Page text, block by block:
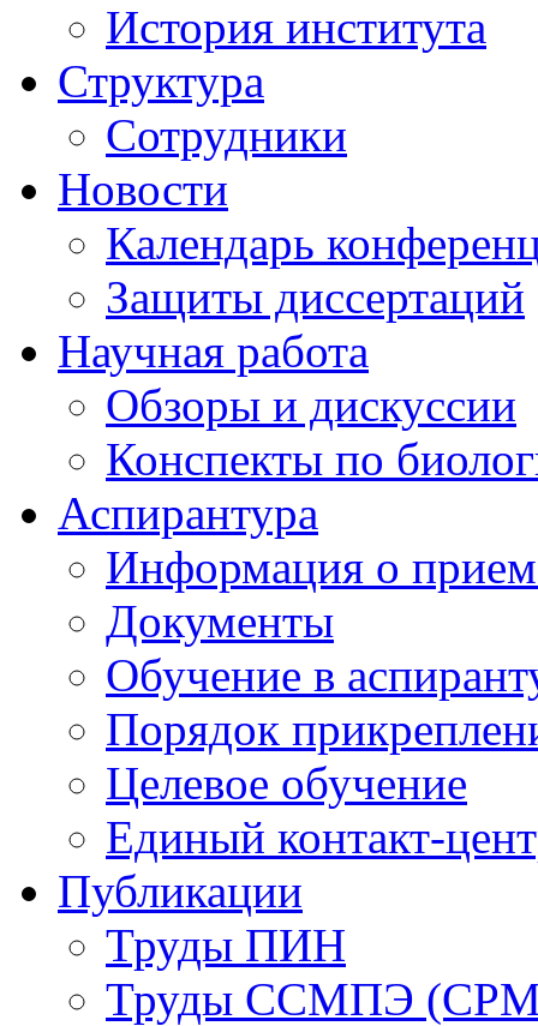
История института
Структура
Сотрудники
Новости
Календарь
Защиты диссертаций
Научная работа
Обзоры и дискуссии
Конспекты по
Аспирантура
Информация о
Документы
Обучение в
Порядок
Целевое обучение
Единый контакт-
Публикации
Труды ПИН
Труды ССМПЭ